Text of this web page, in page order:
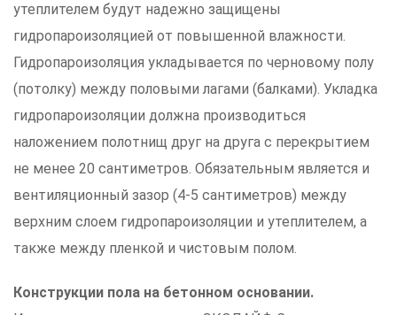
утеплителем будут надежно защищены
гидропароизоляцией от повышенной влажности.
Гидропароизоляция укладывается по черновому полу
(потолку) между половыми лагами (балками). Укладка
гидропароизоляции должна производиться
наложением полотнищ друг на друга с перекрытием
не менее 20 сантиметров. Обязательным является и
вентиляционный зазор (4-5 сантиметров) между
верхним слоем гидропароизоляции и утеплителем, а
также между пленкой и чистовым полом.
Конструкции пола на бетонном основании.